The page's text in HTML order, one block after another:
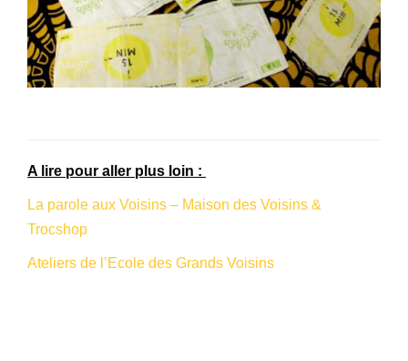
A lire pour aller plus loin :
La parole aux Voisins – Maison des Voisins &
Trocshop
Ateliers de l’Ecole des Grands Voisins